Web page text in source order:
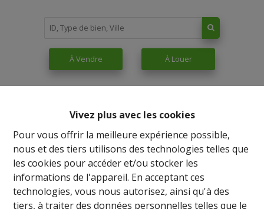
Vivez plus avec les cookies
Pour vous offrir la meilleure expérience possible,
nous et des tiers utilisons des technologies telles que
les cookies pour accéder et/ou stocker les
informations de l'appareil. En acceptant ces
technologies, vous nous autorisez, ainsi qu'à des
tiers, à traiter des données personnelles telles que le
À Vendre À Louer